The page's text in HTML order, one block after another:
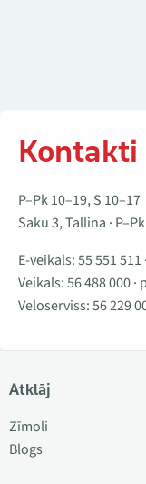
Kontakti
P–Pk 10–19, S 10–17
Saku 3, Tallina ·
E-veikals:55 551 511 ·
Veikals:56 488 000·
Veloserviss:56 229
Atklāj
Zīmoli
Blogs